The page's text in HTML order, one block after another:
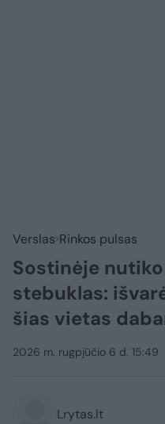
Verslas Rinkos pulsas
Sostinėje
stebuklas:
šias vietas
2026 m. rugpjūčio 6 d. 15:49
Lrytas.lt